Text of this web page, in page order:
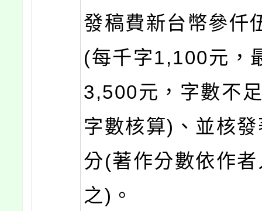
發稿費新台幣參仟
(每千字1,100元，
3,500元，字數不
字數核算)、並核
分(著作分數依作
之)。